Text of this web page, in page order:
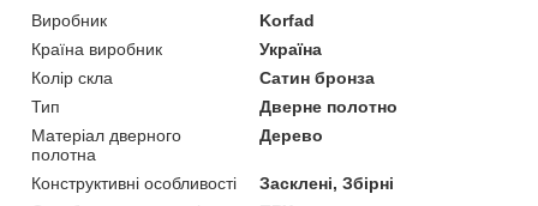
Виробник
Korfad
Країна виробник
Україна
Колір скла
Сатин бронза
Тип
Дверне полотно
Матеріал дверного
полотна
Дерево
Конструктивні особливості
Засклені, Збірні